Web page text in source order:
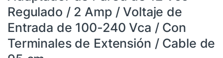
Regulado / 2 Amp / Voltaje de
Entrada de 100-240 Vca / Con
Terminales de Extensión / Cable de